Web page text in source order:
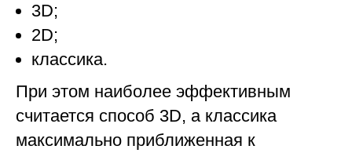
3D;
2D;
классика.
При этом наиболее эффективным
считается способ 3D, а классика
максимально приближенная к